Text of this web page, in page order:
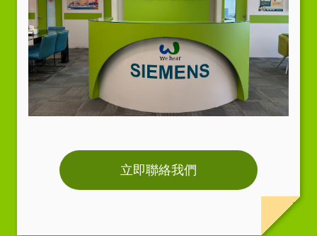
立即聯絡我們